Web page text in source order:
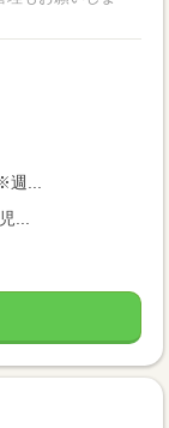
...
...